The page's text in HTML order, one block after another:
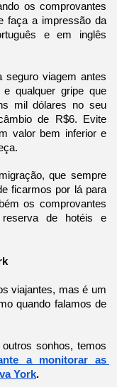
os comprovantes
faça a impressão da
e em inglês
seguro viagem antes
qualquer gripe que
mil dólares no seu
de R$6. Evite
valor bem inferior e
que sempre
ficarmos por lá para
os comprovantes
de hotéis e
viajantes, mas é um
quando falamos de
sonhos, temos
a monitorar as
York.